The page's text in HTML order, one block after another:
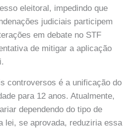
eleitoral, impedindo que
judiciais participem
em debate no STF
de mitigar a aplicação
controversos é a unificação do
para 12 anos. Atualmente,
dependendo do tipo de
lei, se aprovada, reduziria essa